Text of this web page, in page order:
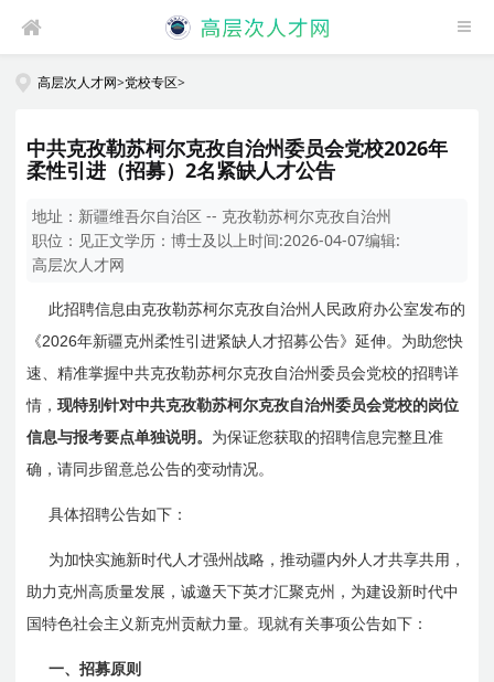
高层次人才网>党校专区>
中共克孜勒苏柯尔克孜自治州委员会党校2026年
柔性引进（招募）2名紧缺人才公告
地址： 新疆维吾尔自治区 -- 克孜勒苏柯尔克孜自治州
职位： 见正文学历：博士及以上时间:2026-04-07编辑:
高层次人才网
此招聘信息由克孜勒苏柯尔克孜自治州人民政府办公室发布的
《2026年新疆克州柔性引进紧缺人才招募公告》延伸。为助您快
速、精准掌握中共克孜勒苏柯尔克孜自治州委员会党校的招聘详
情，现特别针对中共克孜勒苏柯尔克孜自治州委员会党校的岗位
信息与报考要点单独说明。 为保证您获取的招聘信息完整且准
确，请同步留意总公告的变动情况。
具体招聘公告如下：
为加快实施新时代人才强州战略，推动疆内外人才共享共用，
助力克州高质量发展，诚邀天下英才汇聚克州，为建设新时代中
国特色社会主义新克州贡献力量。现就有关事项公告如下：
一、招募原则